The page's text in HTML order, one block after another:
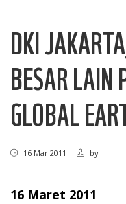
DKI
BESAR LAIN
GLOBAL
16 Mar 2011 by
16 Maret 2011